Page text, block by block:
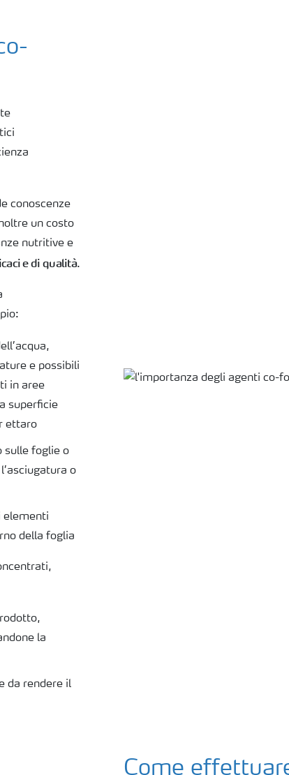
conoscenze
un costo
nutritive e
e di qualità.
e possibili
in aree
superficie
ettaro
sulle foglie o
o
elementi
della foglia
la
da rendere il
Come